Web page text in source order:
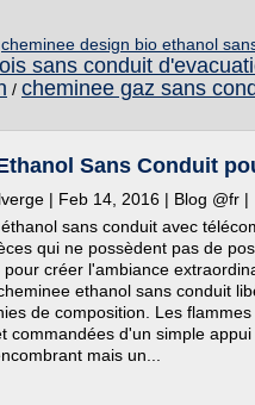
cheminee design bio ethanol
sans conduit
/ cheminee gaz sans
Sans Conduit
| Feb 14, 2016 | Blog @fr |
sans conduit avec
qui ne possèdent pas de
créer l'ambiance
ethanol sans conduit
de composition. Les
commandées d'un simple
mais un...